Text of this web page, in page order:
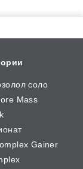
соло
Mass
Gainer